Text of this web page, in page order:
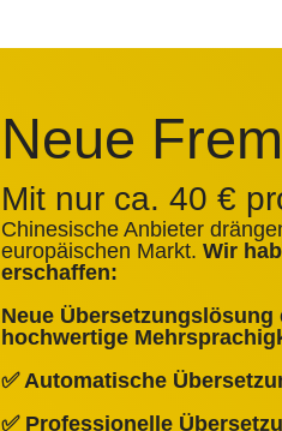
Neue
Mit nur ca. 40 €
Chinesische Anbieter
europäischen Markt. Wir
erschaffen:
Neue
hochwertige
✅ Automatische
✅ Professionelle